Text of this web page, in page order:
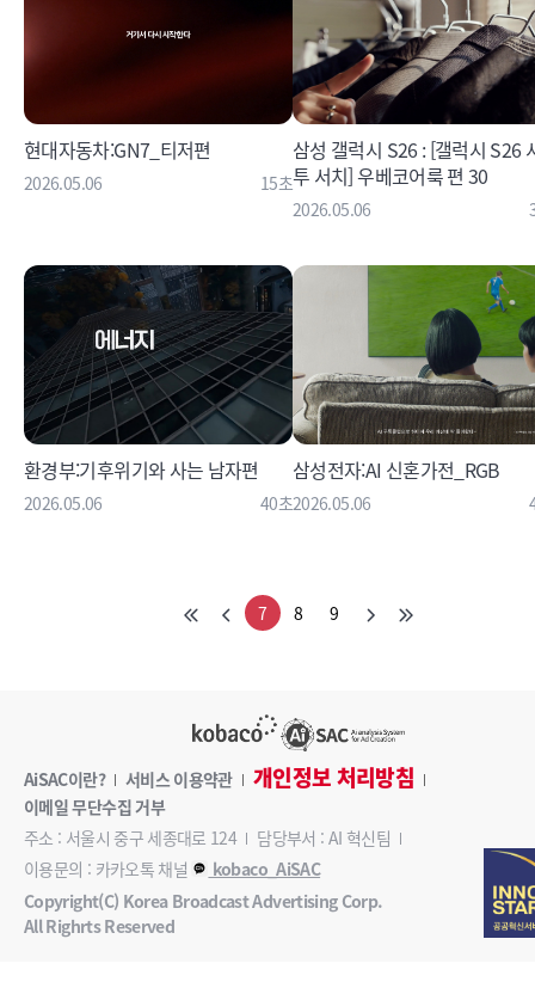
현대자동차:GN7_티저편
2026.05.06 15초
삼성 갤럭시 S26 : [갤럭시 S26
투 서치] 우베코어룩 편 30
2026.05.06
환경부:기후위기와 사는 남자편
2026.05.06 40초
삼성전자:AI 신혼가전_RGB
2026.05.06
7 8 9
AiSAC이란? 서비스 이용약관 개인정보 처리방침
이메일 무단수집 거부
주소 : 서울시 중구 세종대로 124
담당부서 : AI 혁신팀
이용문의 : 카카오톡 채널
kobaco_AiSAC
Copyright(C) Korea Broadcast Advertising Corp.
All Righrts Reserved